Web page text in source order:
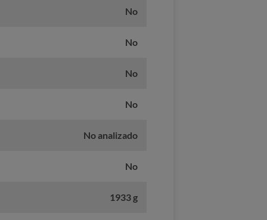
No
No
No
No
No analizado
No
1933 g